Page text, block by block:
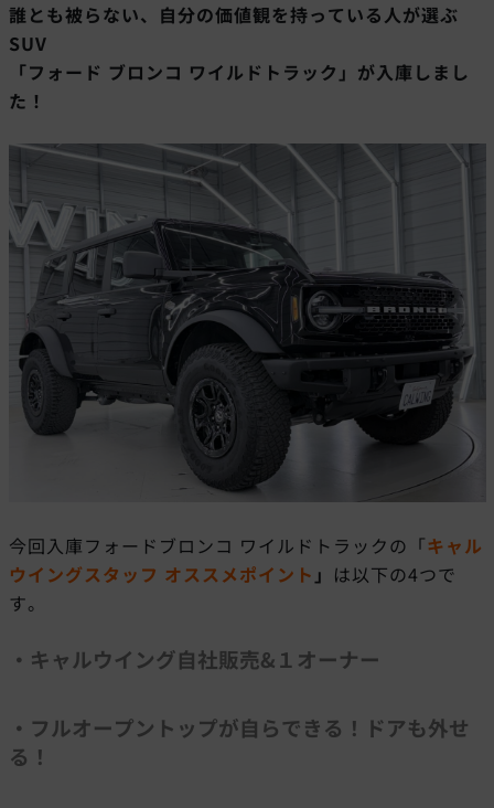
誰とも被らない、自分の価値観を持っている人が選ぶ
SUV
「フォード ブロンコ ワイルドトラック」が入庫しまし
た！
今回入庫フォードブロンコ ワイルドトラックの「キャル
ウイングスタッフ オススメポイント 」 は以下の4つで
す。
・キャルウイング自社販売&１オーナー
・フルオープントップが自らできる！ドアも外せ
る！